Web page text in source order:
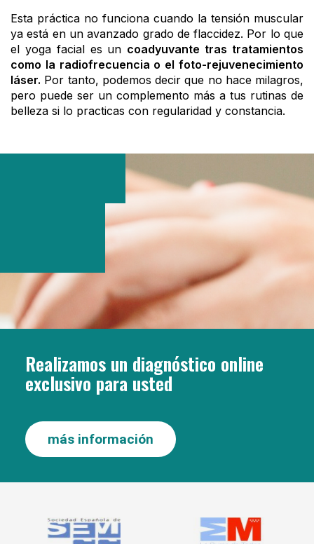
Esta práctica no funciona cuando la tensión muscular
ya está en un avanzado grado de flaccidez. Por lo que
el yoga facial es un coadyuvante tras tratamientos
como la radiofrecuencia o el foto-rejuvenecimiento
láser. Por tanto, podemos decir que no hace milagros,
pero puede ser un complemento más a tus rutinas de
belleza si lo practicas con regularidad y constancia.
Realizamos un diagnóstico online
exclusivo para usted
más información